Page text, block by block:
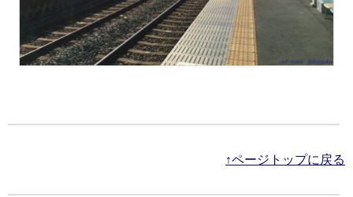
↑ページトップに戻る